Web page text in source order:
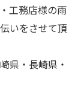
工務店様の雨
いをさせて頂
県・長崎県・